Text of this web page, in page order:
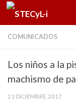
Saltar al contenido
COMUNICADOS
Los niños a la
machismo de
21 DICIEMBRE, 2017